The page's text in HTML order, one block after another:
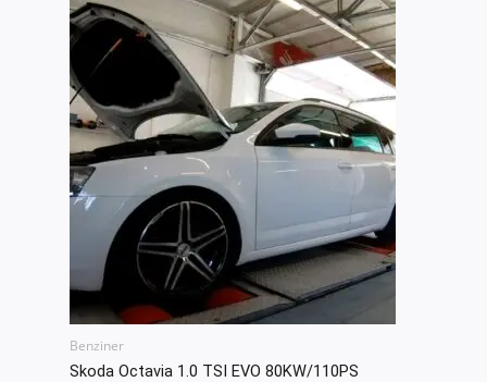
Benziner
Skoda Octavia 1.0 TSI EVO 80KW/110PS